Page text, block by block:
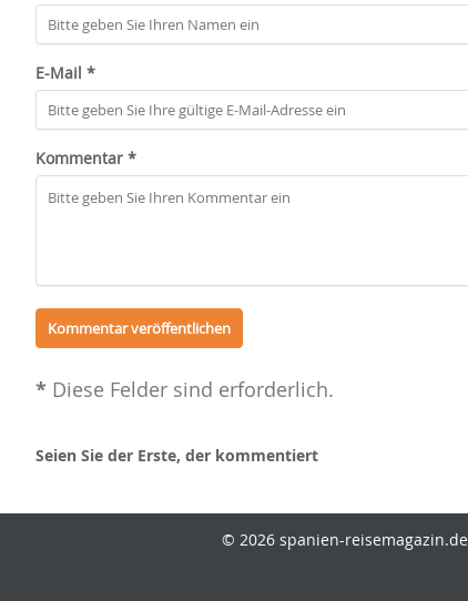
E-Mail *
Kommentar *
* Diese Felder sind erforderlich.
Seien Sie der Erste, der kommentiert
© 2026 spanien-reisemagazin.de